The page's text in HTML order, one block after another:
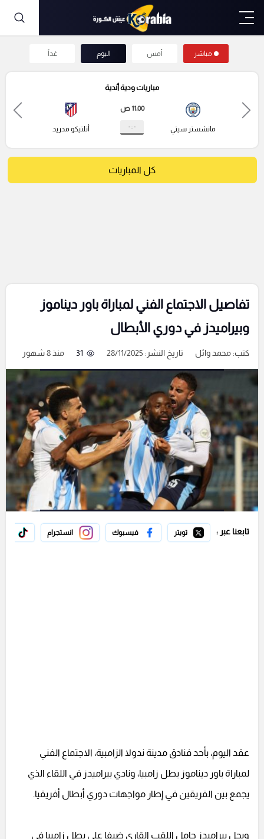
مباشر أمس اليوم غداً
مباريات ودية أندية
مانشستر سيتي
11:00 ص
- : - أتلتيكو مدريد
كل المباريات
تفاصيل الاجتماع الفني لمباراة باور ديناموز
وبيراميدز في دوري الأبطال
كتب:محمد وائل تاريخ النشر: 28/11/2025 31 منذ 8 شهور
تابعنا عبر : تويتر فيسبوك انستجرام
عقد اليوم، بأحد فنادق مدينة ندولا الزامبية، الاجتماع الفني
لمباراة باور ديناموز بطل زامبيا، ونادي بيراميدز في اللقاء الذي
يجمع بين الفريقين في إطار مواجهات دوري أبطال أفريقيا.
ويحل بيراميدز حامل اللقب القاري ضيفا على بطل زامبيا في